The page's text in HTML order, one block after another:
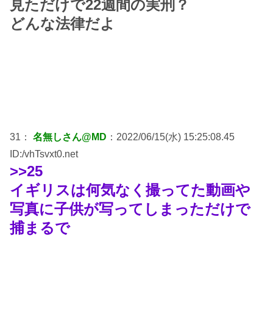
見ただけで22週間の実刑？
どんな法律だよ
31： 名無しさん@MD ：2022/06/15(水) 15:25:08.45
ID:/vhTsvxt0.net
>>25
イギリスは何気なく撮ってた動画や
写真に子供が写ってしまっただけで
捕まるで